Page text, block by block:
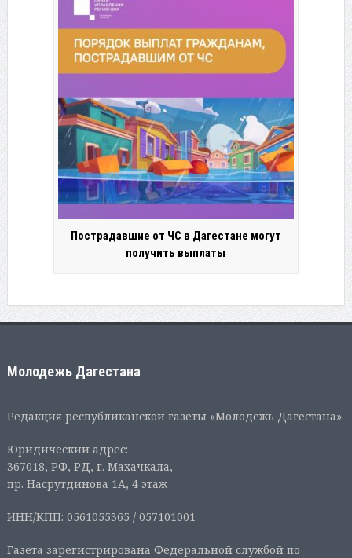
Пострадавшие от ЧС в Дагестане могут
получить выплаты
Молодежь Дагестана
Редакция республиканской газеты «Молодежь Дагестана».
Юридический адрес:
367018, РФ, РД, г. Махачкала,
пр. Насрутдинова 1А, 4 этаж
ИНН/КПП: 0561055365 / 057101001
Газета зарегистрирована Федеральной службой по